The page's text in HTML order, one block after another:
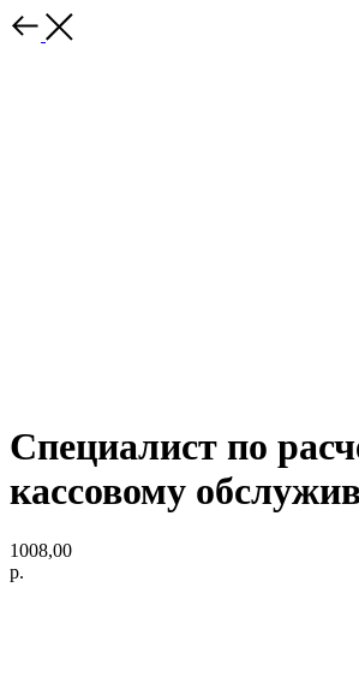
Специалист по
кассовому
1008,00
р.